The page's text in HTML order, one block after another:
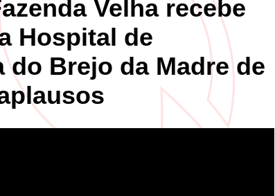
Velha recebe
Hospital de
do Brejo da Madre de